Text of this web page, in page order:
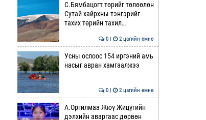
С.Бямбацогт төрийг төлөөлөн
Сутай хайрхны тэнгэрийг
тахих төрийн тахил…
0 | 2 цагийн өмнө
Усны ослоос 154 иргэний амь
насыг авран хамгаалжээ
0 | 2 цагийн өмнө
А.Оргилмаа Жюү Жицүгийн
дэлхийн аваргаас дөрвөн